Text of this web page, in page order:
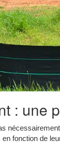
: une
fonction de